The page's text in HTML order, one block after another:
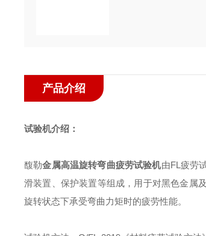
产品介绍
试验机介绍 ：
馥勒金属高温旋转弯曲疲劳试验机由FL 疲劳
滑装置、保护装置等组成，用于对黑色金属
旋转状态下承受弯曲力矩时的疲劳性能。